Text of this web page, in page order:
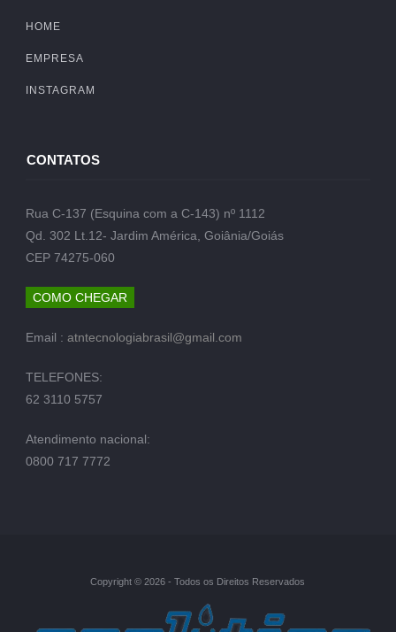
HOME
EMPRESA
INSTAGRAM
CONTATOS
Rua C-137 (Esquina com a C-143) nº 1112
Qd. 302 Lt.12- Jardim América, Goiânia/Goiás
CEP 74275-060
COMO CHEGAR
Email : atntecnologiabrasil@gmail.com
TELEFONES:
62 3110 5757
Atendimento nacional:
0800 717 7772
Copyright © 2026 - Todos os Direitos Reservados